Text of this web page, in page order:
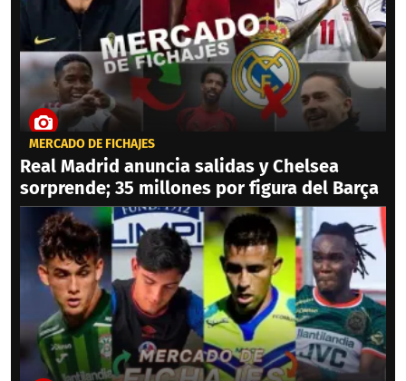
MERCADO DE FICHAJES
Real Madrid anuncia salidas y Chelsea
sorprende; 35 millones por figura del Barça